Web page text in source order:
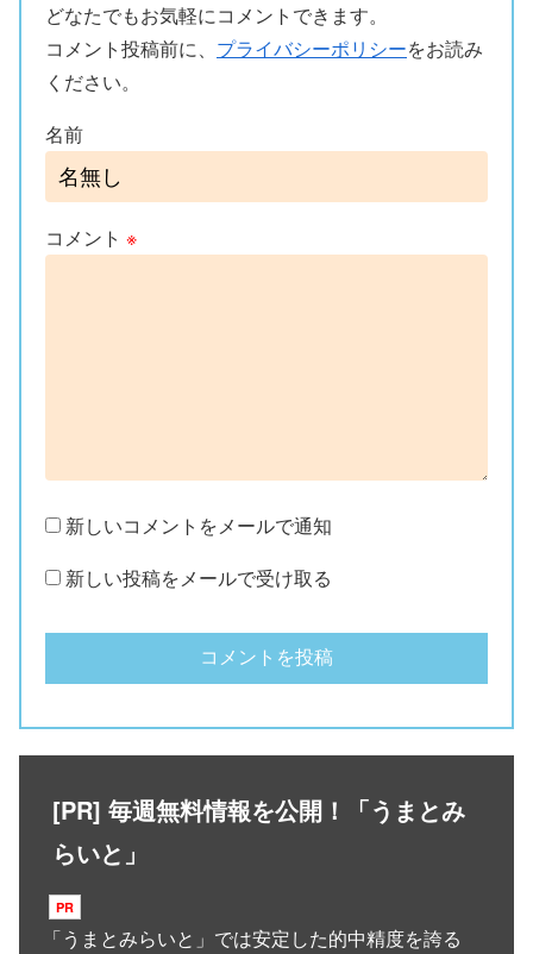
どなたでもお気軽にコメントできます。
コメント投稿前に、 プライバシーポリシーをお読み
ください。
名前
コメント ※
新しいコメントをメールで通知
新しい投稿をメールで受け取る
[PR] 毎週無料情報を公開！「うまとみ
らいと」
「うまとみらいと 」では安定した的中精度を誇る